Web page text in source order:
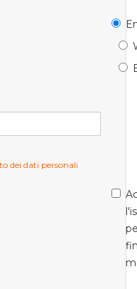
dei dati personali